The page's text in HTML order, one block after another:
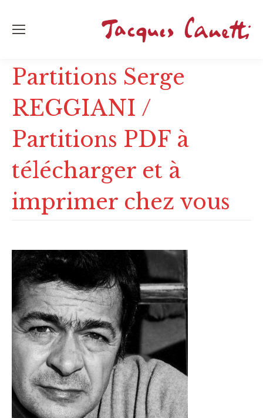
Partitions Serge
REGGIANI /
Partitions PDF à
télécharger et à
imprimer chez vous